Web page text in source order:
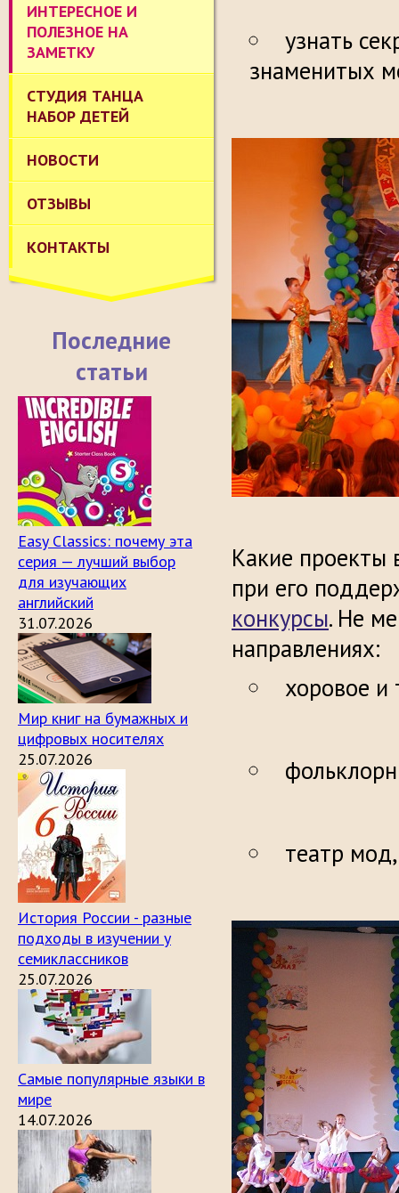
ИНТЕРЕСНОЕ И
ПОЛЕЗНОЕ НА
ЗАМЕТКУ
СТУДИЯ ТАНЦА
НАБОР ДЕТЕЙ
НОВОСТИ
ОТЗЫВЫ
КОНТАКТЫ
Последние
статьи
Easy Classics: почему эта
серия — лучший выбор
для изучающих
английский
31.07.2026
Мир книг на бумажных и
цифровых носителях
25.07.2026
История России - разные
подходы в изучении у
семиклассников
25.07.2026
Самые популярные языки в
мире
14.07.2026
узнать
знаменитых
Какие проекты
при его
конкурсы. Не
направлениях:
хоровое и
театр